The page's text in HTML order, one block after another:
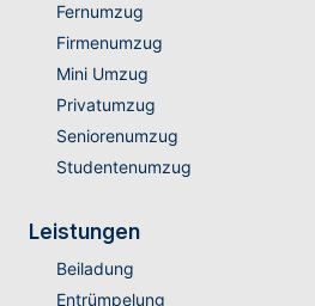
Fernumzug
Firmenumzug
Mini Umzug
Privatumzug
Seniorenumzug
Studentenumzug
Leistungen
Beiladung
Entrümpelung